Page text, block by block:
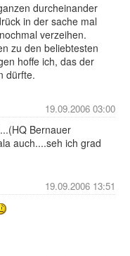
durcheinander
in der sache mal
verzeihen.
zu den beliebtesten
hoffe ich, das der
dürfte.
19.09.2006 03:00
Bernauer
auch....seh ich grad
19.09.2006 13:51